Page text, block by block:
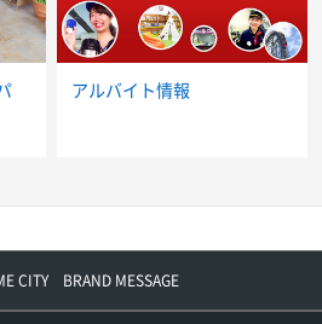
アルバイト情報
CITY BRAND MESSAGE